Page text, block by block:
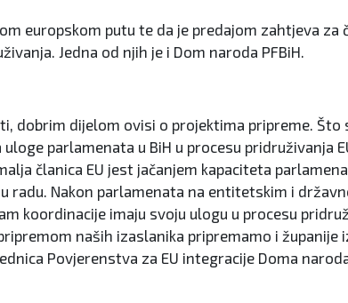
europskom putu te da je predajom zahtjeva
Jedna od njih je i Dom naroda PFBiH.
dijelom ovisi o projektima pripreme. Što
parlamenata u BiH u procesu
članica EU jest jačanjem kapaciteta
radu. Nakon parlamenata na entitetskim i
koordinacije imaju svoju ulogu u procesu
naših izaslanika pripremamo i
Povjerenstva za EU integracije Doma